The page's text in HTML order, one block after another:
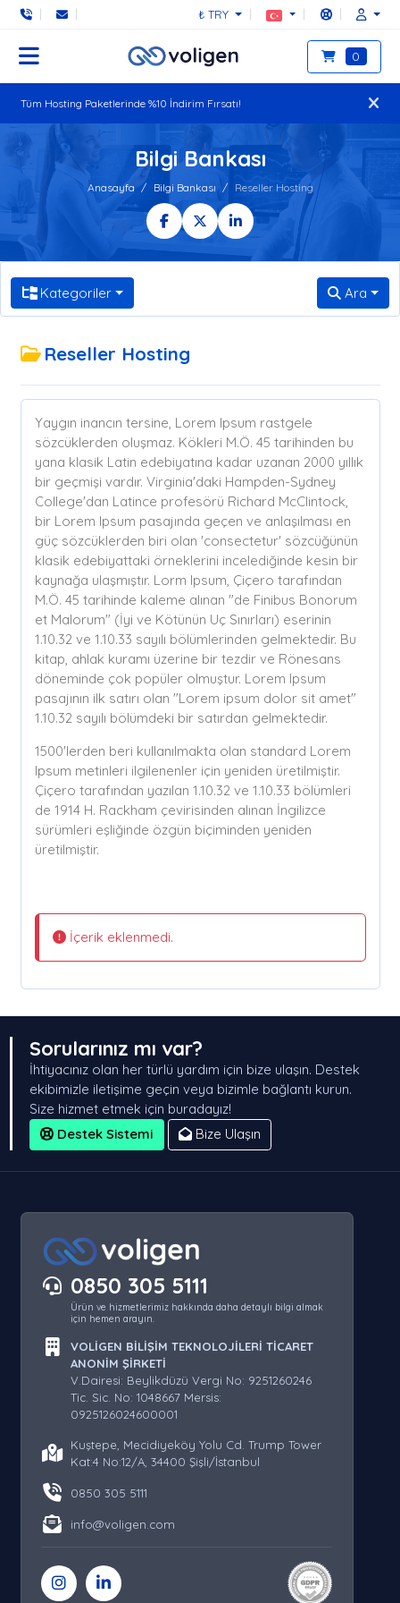
₺ TRY
0
Tüm Hosting Paketlerinde %10 İndirim Fırsatı!
Bilgi Bankası
Anasayfa Bilgi Bankası Reseller Hosting
Kategoriler Ara
Reseller Hosting
Yaygın inancın tersine, Lorem Ipsum rastgele
sözcüklerden oluşmaz. Kökleri M.Ö. 45 tarihinden bu
yana klasik Latin edebiyatına kadar uzanan 2000 yıllık
bir geçmişi vardır. Virginia'daki Hampden-Sydney
College'dan Latince profesörü Richard McClintock,
bir Lorem Ipsum pasajında geçen ve anlaşılması en
güç sözcüklerden biri olan 'consectetur' sözcüğünün
klasik edebiyattaki örneklerini incelediğinde kesin bir
kaynağa ulaşmıştır. Lorm Ipsum, Çiçero tarafından
M.Ö. 45 tarihinde kaleme alınan "de Finibus Bonorum
et Malorum" (İyi ve Kötünün Uç Sınırları) eserinin
1.10.32 ve 1.10.33 sayılı bölümlerinden gelmektedir. Bu
kitap, ahlak kuramı üzerine bir tezdir ve Rönesans
döneminde çok popüler olmuştur. Lorem Ipsum
pasajının ilk satırı olan "Lorem ipsum dolor sit amet"
1.10.32 sayılı bölümdeki bir satırdan gelmektedir.
1500'lerden beri kullanılmakta olan standard Lorem
Ipsum metinleri ilgilenenler için yeniden üretilmiştir.
Çiçero tarafından yazılan 1.10.32 ve 1.10.33 bölümleri
de 1914 H. Rackham çevirisinden alınan İngilizce
sürümleri eşliğinde özgün biçiminden yeniden
üretilmiştir.
İçerik eklenmedi.
Sorularınız mı var?
İhtiyacınız olan her türlü yardım için bize ulaşın. Destek
ekibimizle iletişime geçin veya bizimle bağlantı kurun.
Size hizmet etmek için buradayız!
Destek Sistemi
Bize Ulaşın
0850 305 5111
Ürün ve hizmetlerimiz hakkında daha detaylı bilgi almak
için hemen arayın.
VOLİGEN BİLİŞİM TEKNOLOJİLERİ TİCARET
ANONİM ŞİRKETİ
V.Dairesi: Beylikdüzü Vergi No: 9251260246
Tic. Sic. No: 1048667 Mersis:
0925126024600001
Kuştepe, Mecidiyeköy Yolu Cd. Trump Tower
Kat:4 No:12/A, 34400 Şişli/İstanbul
0850 305 5111
info@voligen.com